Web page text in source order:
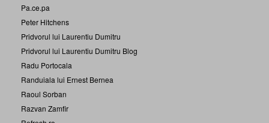
Pa.ce.pa
Peter Hitchens
Pridvorul lui Laurentiu Dumitru
Pridvorul lui Laurentiu Dumitru Blog
Radu Portocala
Randuiala lui Ernest Bernea
Raoul Sorban
Razvan Zamfir